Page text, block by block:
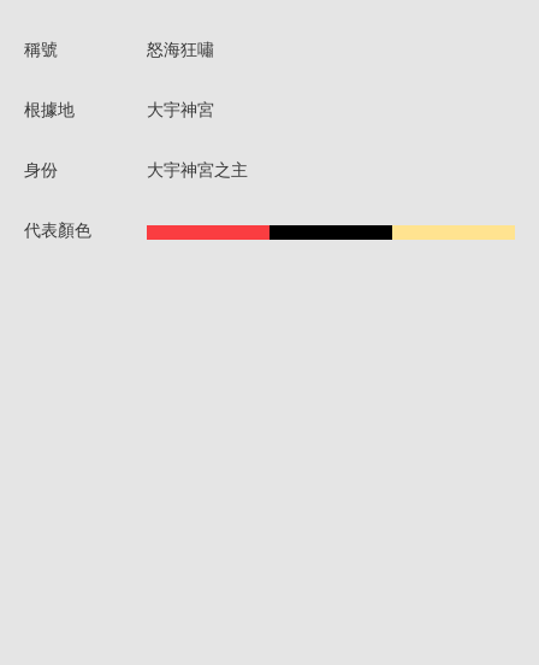
稱號 怒海狂嘯
根據地 大宇神宮
身份 大宇神宮之主
代表顏色